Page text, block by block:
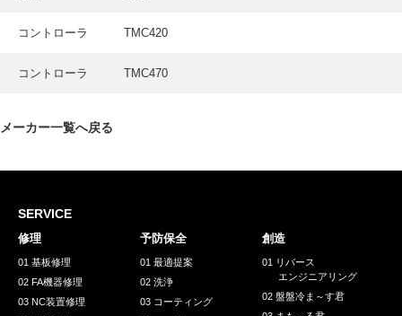
INTERVIEW
GREEN CHALLENGE
環境への取り組み
お問い合わせ 発送先
コントローラ TMC420
コントローラ TMC470
メーカー一覧へ戻る
SERVICE
修理
01 基板修理
02 FA機器修理
03 NC装置修理
予防保全
01 最適提案
02 洗浄
03 コーティング
創造
01 リバース
エンジニアリング
02 盤盤冷ま～す君